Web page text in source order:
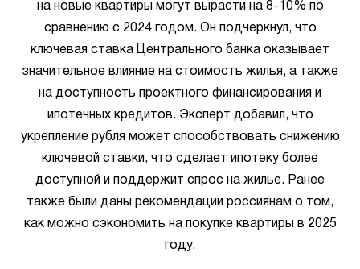
на новые квартиры могут вырасти на 8-10% по
сравнению с 2024 годом. Он подчеркнул, что
ключевая ставка Центрального банка оказывает
значительное влияние на стоимость жилья, а также
на доступность проектного финансирования и
ипотечных кредитов. Эксперт добавил, что
укрепление рубля может способствовать снижению
ключевой ставки, что сделает ипотеку более
доступной и поддержит спрос на жилье. Ранее
также были даны рекомендации россиянам о том,
как можно сэкономить на покупке квартиры в 2025
году.